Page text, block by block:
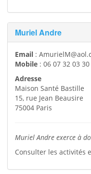
Muriel Andre
Email :
Mobile : 06 07 32 03 30
Adresse
Maison Santé Bastille
15, rue Jean Beausire
75004 Paris
Muriel Andre exerce à
Consulter les activités